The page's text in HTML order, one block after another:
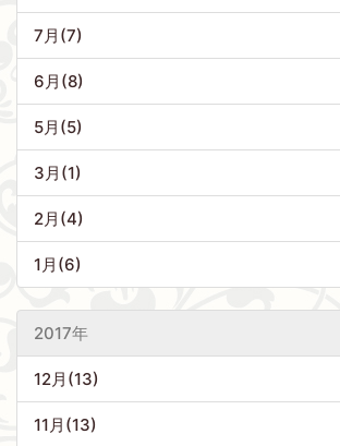
7月(7)
6月(8)
5月(5)
3月(1)
2月(4)
1月(6)
2017年
12月(13)
11月(13)